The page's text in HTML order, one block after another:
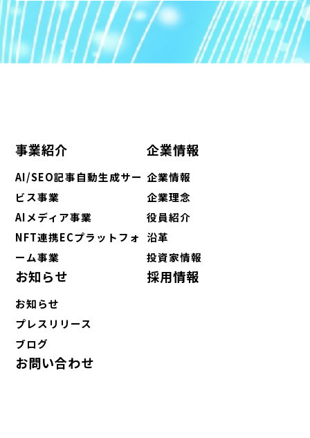
事業紹介
AI/SEO記事自動生成サー
ビス事業
AIメディア事業
NFT連携ECプラットフォ
ーム事業
企業情報
企業情報
企業理念
役員紹介
沿革
投資家情報
お知らせ
お知らせ
プレスリリース
ブログ
採用情報
お問い合わせ